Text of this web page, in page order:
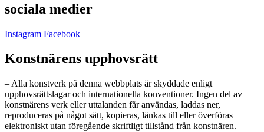
sociala medier
Instagram Facebook
Konstnärens upphovsrätt
– Alla konstverk på denna webbplats är skyddade enligt
upphovsrättslagar och internationella konventioner. Ingen del av
konstnärens verk eller uttalanden får användas, laddas ner,
reproduceras på något sätt, kopieras, länkas till eller överföras
elektroniskt utan föregående skriftligt tillstånd från konstnären.